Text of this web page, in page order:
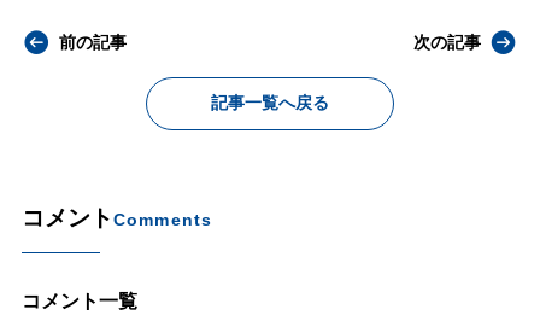
前の記事
記事一覧へ戻る
次の記事
コメントComments
コメント一覧